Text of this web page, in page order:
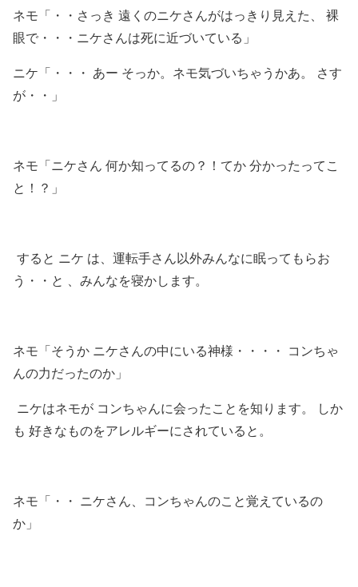
ネモ「・・さっき 遠くのニケさんがはっきり見えた、 裸
眼で・・・ニケさんは死に近づいている」
ニケ「・・・ あー そっか。ネモ気づいちゃうかあ。 さす
が・・」
ネモ「ニケさん 何か知ってるの？！てか 分かったってこ
と！？」
すると ニケ は、運転手さん以外みんなに眠ってもらお
う・・と 、みんなを寝かします。
ネモ「そうか ニケさんの中にいる神様・・・・ コンちゃ
んの力だったのか」
ニケはネモが コンちゃんに会ったことを知ります。 しか
も 好きなものをアレルギーにされていると。
ネモ「・・ ニケさん、コンちゃんのこと覚えているの
か」